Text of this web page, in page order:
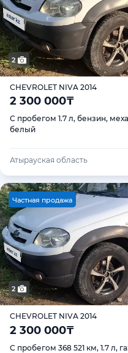
2
CHEVROLET NIVA 2014
2 300 000₸
С пробегом 1.7 л, бензин,
белый
Атырауская область
Частная продажа
2
CHEVROLET NIVA 2014
2 300 000₸
С пробегом 368 521 км, 1.7 л,